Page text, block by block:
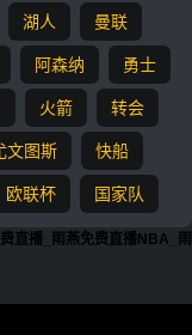
湖人 曼联
阿森纳 勇士
火箭 转会
文图斯 快船
欧联杯 国家队
直播_雨燕免费直播NBA_雨